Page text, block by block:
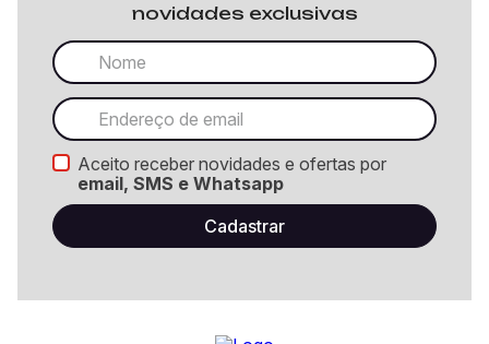
novidades exclusivas
Aceito receber novidades e ofertas por
email, SMS e Whatsapp